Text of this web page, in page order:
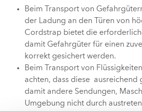
Beim Transport von
der Ladung an den Türen von
Cordstrap bietet die
damit Gefahrgüter für einen
korrekt gesichert werden.
Beim Transport von
achten, dass diese ausreichend
damit andere Sendungen,
Umgebung nicht durch